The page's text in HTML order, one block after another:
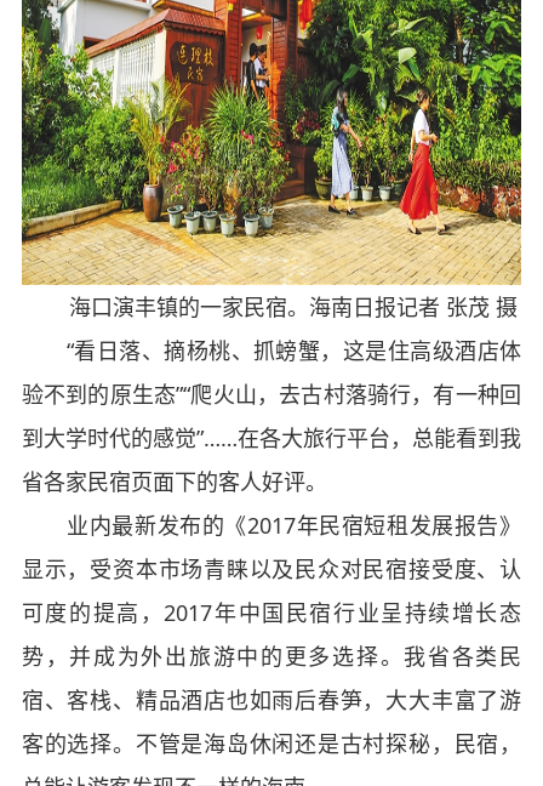
海口演丰镇的一家民宿。海南日报记者 张茂 摄
“看日落、摘杨桃、抓螃蟹，这是住高级酒店体
验不到的原生态”“爬火山，去古村落骑行，有一种回
到大学时代的感觉”……在各大旅行平台，总能看到我
省各家民宿页面下的客人好评。
业内最新发布的《2017年民宿短租发展报告》
显示，受资本市场青睐以及民众对民宿接受度、认
可度的提高，2017年中国民宿行业呈持续增长态
势，并成为外出旅游中的更多选择。我省各类民
宿、客栈、精品酒店也如雨后春笋，大大丰富了游
客的选择。不管是海岛休闲还是古村探秘，民宿，